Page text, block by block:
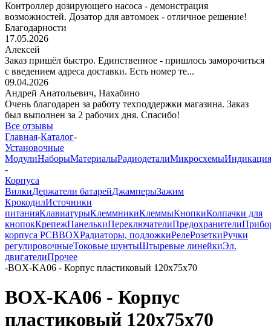
Контроллер дозирующего насоса - демонстрация
возможностей. Дозатор для автомоек - отличное решение!
Благодарности
17.05.2026
Алексей
Заказ пришёл быстро. Единственное - пришлось заморочиться
с введением адреса доставки. Есть номер те...
09.04.2026
Андрей Анатольевич, Нахабино
Очень благодарен за работу техподдержки магазина. Заказ
был выполнен за 2 рабочих дня. Спасибо!
Все отзывы
Главная-Каталог-
Установочные
МодулиНаборыМатериалыРадиодеталиМикросхемыИндикация
-
Корпуса
ВилкиДержатели батарейДжамперыЗажим
КрокодилИсточники
питанияКлавиатурыКлеммникиКлеммыКнопкиКолпачки для
кнопокКрепежПанелькиПереключателиПредохранители
корпуса PCBBOXРадиаторы, подложкиРелеРозеткиРучки
регулировочныеТоковые шунтыШтыревые линейкиЭл.
двигателиПрочее
-BOX-KA06 - Корпус пластиковый 120x75x70
BOX-KA06 - Корпус
пластиковый 120x75x70